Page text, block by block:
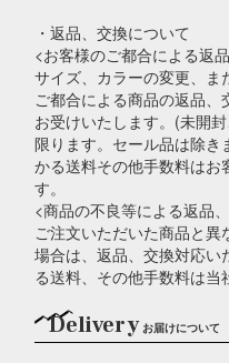
・返品、交換について
<お客様のご都合による返
サイズ、カラーの変更、
ご都合による商品の返品、
お受けいたします。(未開
限ります。セール品は除
かる送料その他手数料はお
す。
<商品の不良等による返品
ご注文いただいた商品と
場合は、返品、交換対応
る送料、その他手数料は当
Deliveryお届けについて